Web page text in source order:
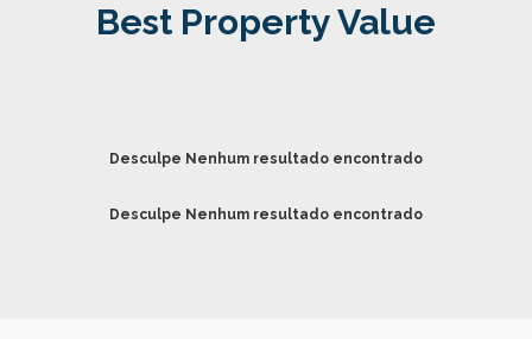
Best Property Value
Desculpe Nenhum resultado encontrado
Desculpe Nenhum resultado encontrado